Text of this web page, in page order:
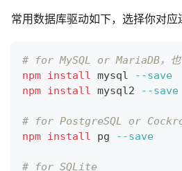
常用数据库驱动如下，选择你对应
# for MySQL or MariaDB，也
npm install mysql
--save
npm install mysql2 --save
# for PostgreSQL or
npm install pg --save
# for SQLite